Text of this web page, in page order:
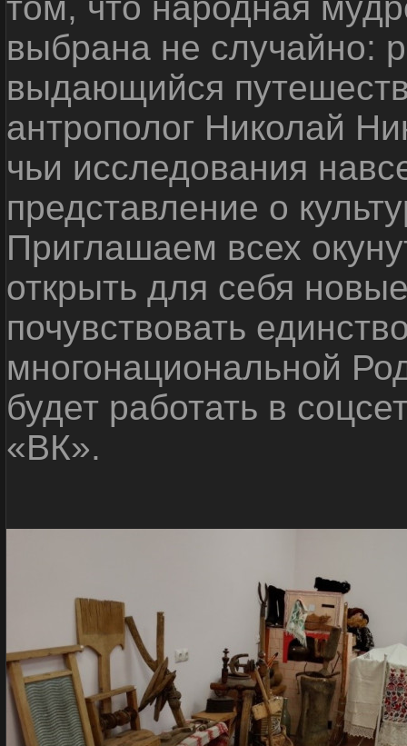
том, что народная
выбрана не случайно:
выдающийся
антрополог Николай
чьи исследования
представление о
Приглашаем всех
открыть для себя
почувствовать
многонациональной
будет работать в
«ВК».